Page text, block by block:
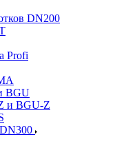
DN200
Profi
BGU
и BGU-Z